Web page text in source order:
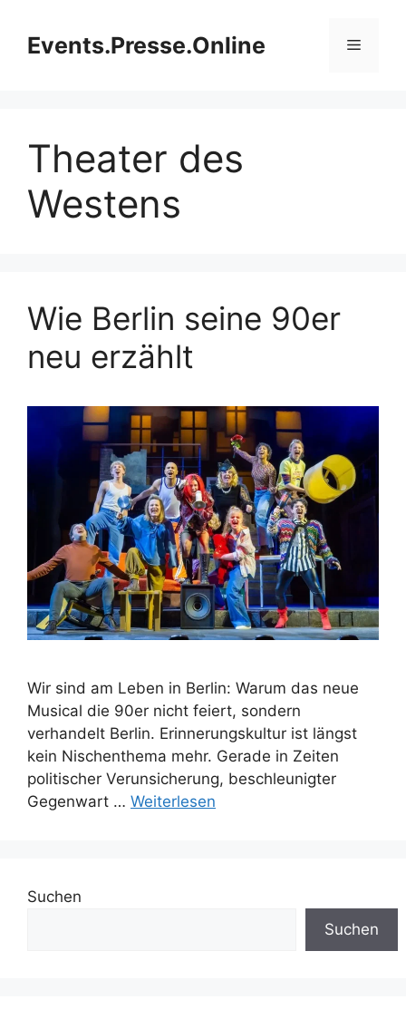
Inhalt
springen
Events.Presse.Online Menü
Theater des
Westens
Wie Berlin seine 90er
neu erzählt
Wir sind am Leben in Berlin: Warum das neue
Musical die 90er nicht feiert, sondern
verhandelt Berlin. Erinnerungskultur ist längst
kein Nischenthema mehr. Gerade in Zeiten
politischer Verunsicherung, beschleunigter
Gegenwart … Weiterlesen
Suchen
Suchen